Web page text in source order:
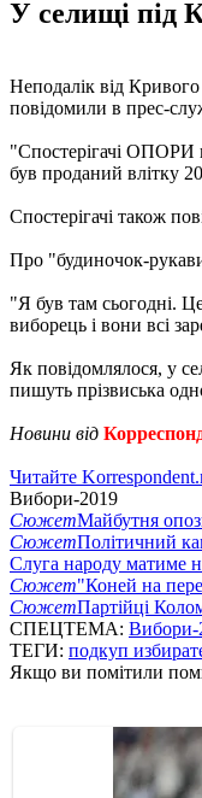
У селищі під
Неподалік від
повідомили в прес-
"Спостерігачі ОПОРИ
був проданий влітку
Спостерігачі також
Про "будиночок-
"Я був там сьогодні.
виборець і вони всі
Як повідомлялося, у
пишуть прізвиська
Новини від
Читайте
Вибори-2019
СюжетМайбутня
СюжетПолітичний
Слуга народу матиме
Сюжет"Коней на
СюжетПартійці
СПЕЦТЕМА: Вибори-
ТЕГИ: подкуп
Якщо ви помітили